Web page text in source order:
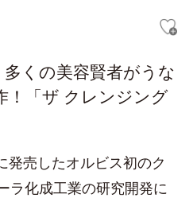
多くの美容賢者がうな
！「ザ クレンジング
発売したオルビス初のク
ラ化成工業の研究開発に